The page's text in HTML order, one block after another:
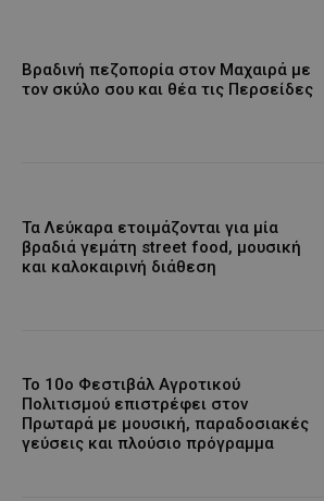
Βραδινή πεζοπορία στον Μαχαιρά με
τον σκύλο σου και θέα τις Περσείδες
Τα Λεύκαρα ετοιμάζονται για μία
βραδιά γεμάτη street food, μουσική
και καλοκαιρινή διάθεση
Το 10ο Φεστιβάλ Αγροτικού
Πολιτισμού επιστρέφει στον
Πρωταρά με μουσική, παραδοσιακές
γεύσεις και πλούσιο πρόγραμμα